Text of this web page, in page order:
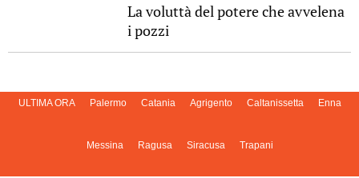
La voluttà del potere che avvelena
i pozzi
ULTIMA ORA Palermo Catania Agrigento Caltanissetta Enna
Messina Ragusa Siracusa Trapani